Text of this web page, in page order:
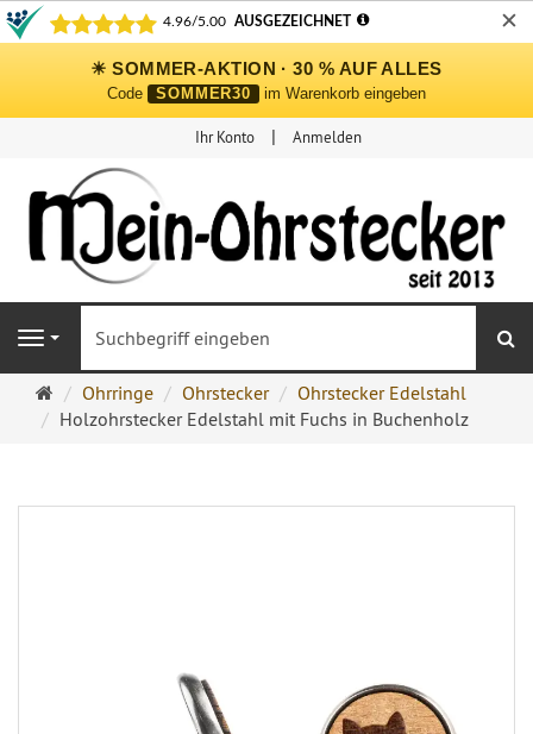
✕
☀ SOMMER-AKTION · 30 % AUF ALLES
Code SOMMER30 im Warenkorb eingeben
Ihr Konto Anmelden
Navigation
Ohrringe
Ohrstecker
Ohrringe Ohrstecker
Ohrstecker Edelstahl
Holzohrstecker Edelstahl mit Fuchs in Buchenholz